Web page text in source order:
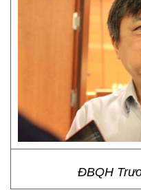
ĐBQH